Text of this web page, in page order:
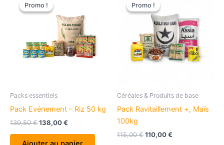
Promo !
Promo !
Packs essentiels
Pack Evénement – Riz 50 kg
139,50€Le
138,00€
actuel
Promo !
Promo !
Céréales & Produits de base
Pack Ravitaillement +, Maïs
100kg
115,00€Le
110,00€